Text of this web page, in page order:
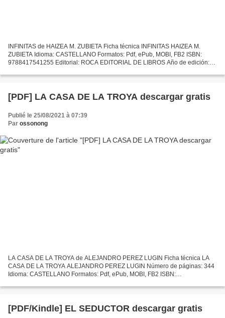
INFINITAS de HAIZEA M. ZUBIETA Ficha técnica INFINITAS HAIZEA M.
ZUBIETA Idioma: CASTELLANO Formatos: Pdf, ePub, MOBI, FB2 ISBN:
9788417541255 Editorial: ROCA EDITORIAL DE LIBROS Año de edición:
[PDF] LA CASA DE LA TROYA descargar gratis
Publié le 25/08/2021 à 07:39
Par ossonong
LA CASA DE LA TROYA de ALEJANDRO PEREZ LUGIN Ficha técnica LA
CASA DE LA TROYA ALEJANDRO PEREZ LUGIN Número de páginas: 344
Idioma: CASTELLANO Formatos: Pdf, ePub, MOBI, FB2 ISBN:
eBook...
[PDF/Kindle] EL SEDUCTOR descargar gratis